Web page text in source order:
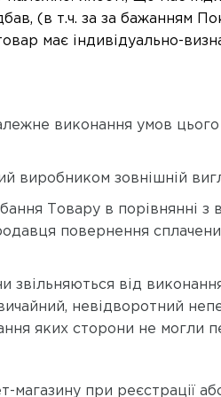
(в т.ч. за за бажанням
має індивідуально-
виконання умов
виробником зовнішній
Товару в порівнянні
повернення
звільняються від
невідворотний
яких сторони не могли
магазину при